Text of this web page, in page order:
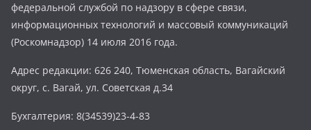
федеральной службой по надзору в сфере связи,
информационных технологий и массовый коммуникаций
(Роскомнадзор) 14 июля 2016 года.
Адрес редакции: 626 240, Тюменская область, Вагайский
округ, с. Вагай, ул. Советская д.34
Бухгалтерия: 8(34539)23-4-83